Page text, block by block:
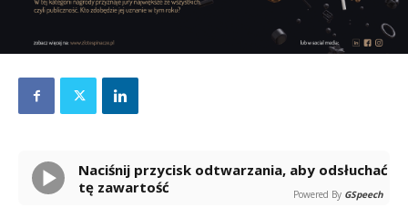
Naciśnij przycisk odtwarzania, aby odsłuchać
tę zawartość
Powered By GSpeech